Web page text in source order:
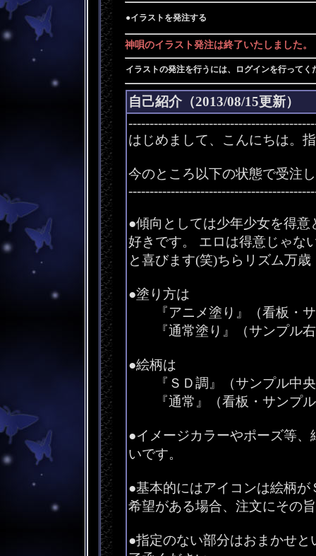
●イラストを発注する
神唄のイラスト発注は終了いたしました。
イラストの発注を行うには、ログインを行ってく
自己紹介（2013/08/15更新）
はじめまして、こんにちは。
今のところ以下の状態で受注
●傾向としては少年少女を得
好きです。 エロは得意じゃな
と喜びます(笑)ちらリズム万歳
●塗り方は
『アニメ塗り』（看板・サ
『通常塗り』（サンプル右
●絵柄は
『ＳＤ調』（サンプル中
『通常』（看板・サンプル
●イメージカラーやポーズ等
いです。
●基本的にはアイコンは絵柄
希望がある場合、注文にそ
●指定のない部分はおまかせ